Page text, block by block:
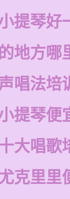
提琴好
地方哪
唱法培
提琴便
大唱歌
克里里